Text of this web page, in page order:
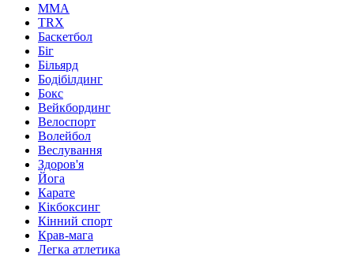
MMA
TRX
Баскетбол
Біг
Більярд
Бодібілдинг
Бокс
Вейкбординг
Велоспорт
Волейбол
Веслування
Здоров'я
Йога
Карате
Кікбоксинг
Кінний спорт
Крав-мага
Легка атлетика